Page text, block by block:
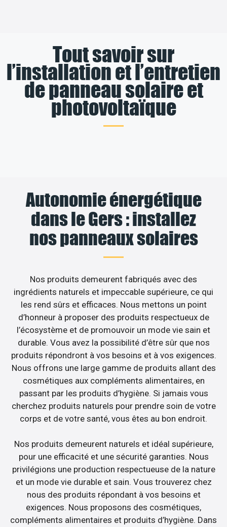
Tout savoir sur
l’installation et l’entretien
de panneau solaire et
photovoltaïque
Autonomie énergétique
dans le Gers : installez
nos panneaux solaires
Nos produits demeurent fabriqués avec des
ingrédients naturels et impeccable supérieure, ce qui
les rend sûrs et efficaces. Nous mettons un point
d’honneur à proposer des produits respectueux de
l’écosystème et de promouvoir un mode vie sain et
durable. Vous avez la possibilité d’être sûr que nos
produits répondront à vos besoins et à vos exigences.
Nous offrons une large gamme de produits allant des
cosmétiques aux compléments alimentaires, en
passant par les produits d’hygiène. Si jamais vous
cherchez produits naturels pour prendre soin de votre
corps et de votre santé, vous êtes au bon endroit.
Nos produits demeurent naturels et idéal supérieure,
pour une efficacité et une sécurité garanties. Nous
privilégions une production respectueuse de la nature
et un mode vie durable et sain. Vous trouverez chez
nous des produits répondant à vos besoins et
exigences. Nous proposons des cosmétiques,
compléments alimentaires et produits d’hygiène. Dans